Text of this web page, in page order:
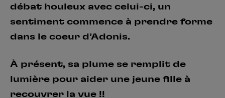
débat houleux avec celui-ci, un
sentiment commence à prendre forme
dans le coeur d’Adonis.
À présent, sa plume se remplit de
lumière pour aider une jeune fille à
recouvrer la vue !!